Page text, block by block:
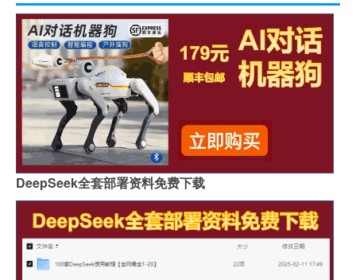
DeepSeek全套部署资料免费下载